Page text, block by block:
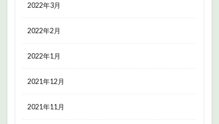
2022年3月
2022年2月
2022年1月
2021年12月
2021年11月